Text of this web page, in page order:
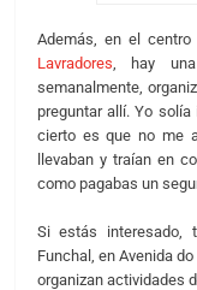
Además, en el centro
Lavradores, hay
semanalmente,
preguntar allí. Yo
cierto es que no me
llevaban y traían en
como pagabas un
Si estás interesado,
Funchal, en Avenida
organizan actividades